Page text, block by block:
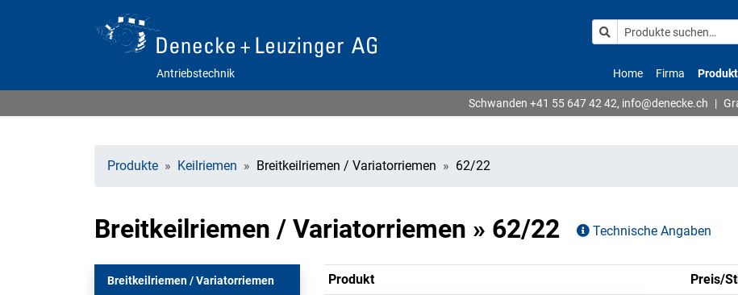
Antriebstechnik Home Firma
Schwanden +41 55 647 42 42, info@denecke.ch |
Produkte Keilriemen Breitkeilriemen / Variatorriemen 62/22
Breitkeilriemen / Variatorriemen » 62/22 Technische Angaben
Breitkeilriemen / Variatorriemen Produkt Preis/